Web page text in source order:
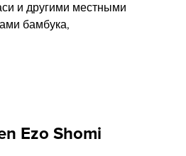
и другими местными
бамбука,
Ezo Shomi